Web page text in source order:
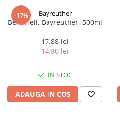
-17% Bayreuther
Bere Hell, Bayreuther, 500ml
17,88 lei
14,80 lei
IN STOC
ADAUGA IN COS